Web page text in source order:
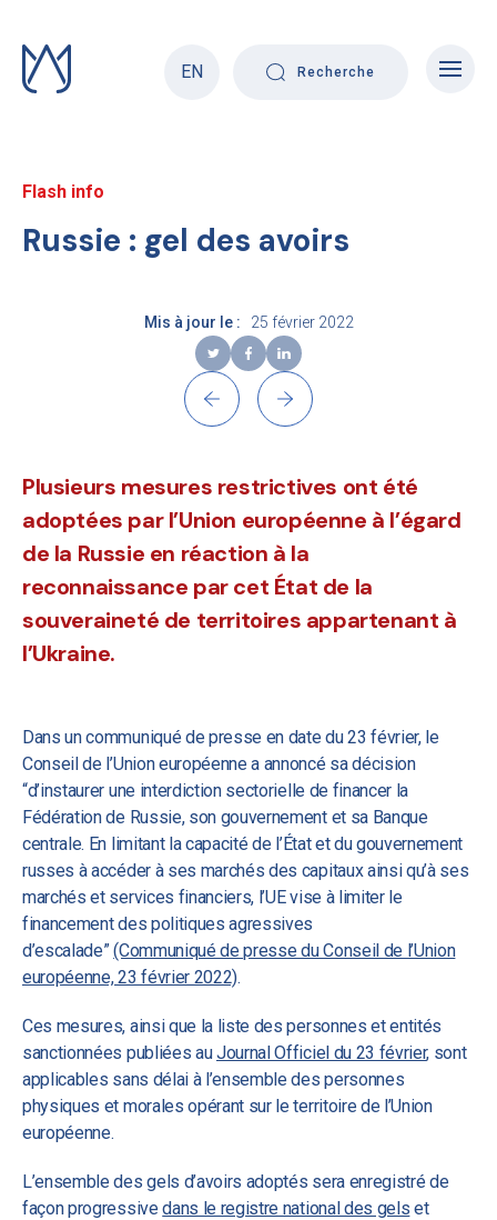
content
EN
Recherche
Flash info
Russie : gel des avoirs
Mis à jour le : 25 février 2022
Plusieurs mesures restrictives ont été
adoptées par l’Union européenne à l’égard
de la Russie en réaction à la
reconnaissance par cet État de la
souveraineté de territoires appartenant à
l’Ukraine.
Dans un communiqué de presse en date du 23 février, le
Conseil de l’Union européenne a annoncé sa décision
“d’instaurer une interdiction sectorielle de financer la
Fédération de Russie, son gouvernement et sa Banque
centrale. En limitant la capacité de l’État et du gouvernement
russes à accéder à ses marchés des capitaux ainsi qu’à ses
marchés et services financiers, l’UE vise à limiter le
financement des politiques agressives
d’escalade”(Communiqué de presse du Conseil de l’Union
européenne, 23 février 2022).
Ces mesures, ainsi que la liste des personnes et entités
sanctionnées publiées auJournal Officiel du 23 février, sont
applicables sans délai à l’ensemble des personnes
physiques et morales opérant sur le territoire de l’Union
européenne.
L’ensemble des gels d’avoirs adoptés sera enregistré de
façon progressivedans le registre national des gels et